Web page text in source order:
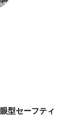
型セーフティ